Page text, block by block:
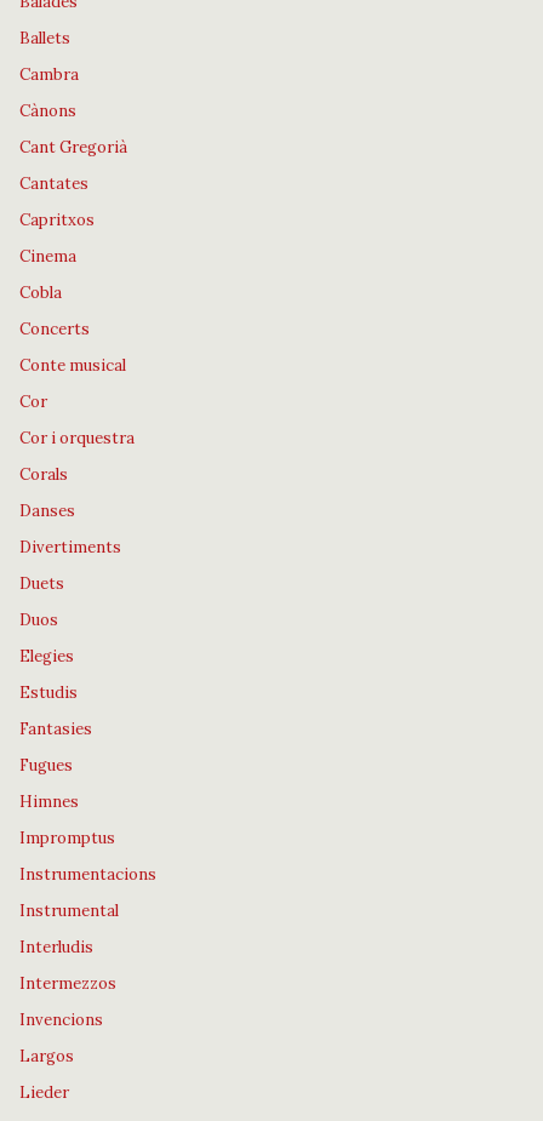
Ballets
Cambra
Cànons
Cant Gregorià
Cantates
Capritxos
Cinema
Cobla
Concerts
Conte musical
Cor
Cor i orquestra
Corals
Danses
Divertiments
Duets
Duos
Elegies
Estudis
Fantasies
Fugues
Himnes
Impromptus
Instrumentacions
Instrumental
Interludis
Intermezzos
Invencions
Largos
Lieder